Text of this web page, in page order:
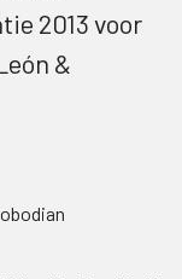
2013 voor
&